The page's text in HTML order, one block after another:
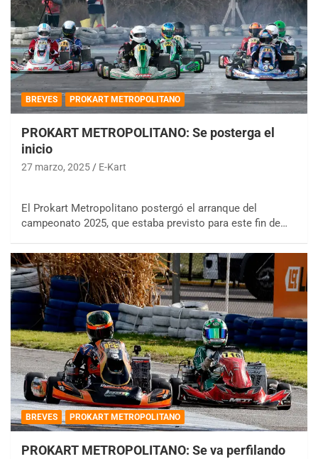
BREVES PROKART METROPOLITANO
PROKART METROPOLITANO: Se posterga el
inicio
27 marzo, 2025 E-Kart
El Prokart Metropolitano postergó el arranque del
campeonato 2025, que estaba previsto para este fin de…
BREVES PROKART METROPOLITANO
PROKART METROPOLITANO: Se va perfilando